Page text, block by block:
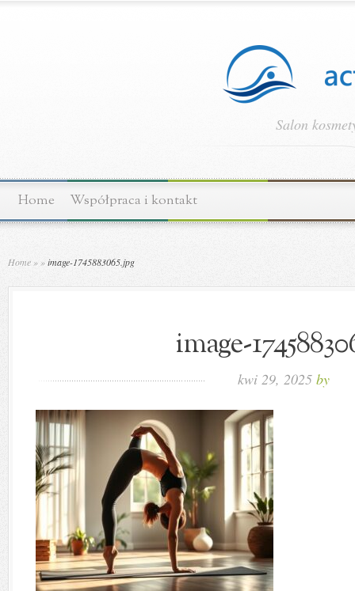
Salon
Home Współpraca i kontakt
Home » »image-1745883065.jpg
image-
kwi 29, 2025 by